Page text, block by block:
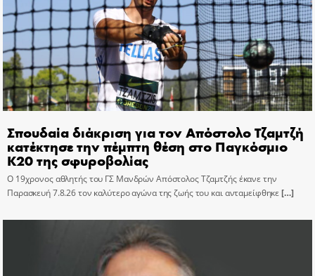
Σπουδαία διάκριση για τον Απόστολο Τζαμτζή
κατέκτησε την πέμπτη θέση στο Παγκόσμιο
Κ20 της σφυροβολίας
Ο 19χρονος αθλητής του ΓΣ Μανδρών Απόστολος Τζαμτζής έκανε την
Παρασκευή 7.8.26 τον καλύτερο αγώνα της ζωής του και ανταμείφθηκε[…]